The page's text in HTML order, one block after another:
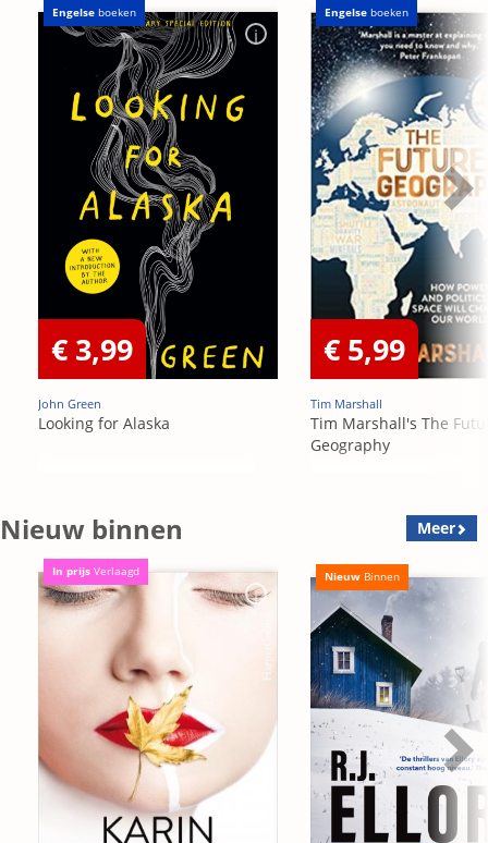
Engelse boeken
€ 3,99
John Green
Looking for Alaska
Engelse boeken
€ 5,99
Tim Marshall
Tim Marshall's The
Geography
Nieuw binnen Meer
In prijs Verlaagd Nieuw Binnen